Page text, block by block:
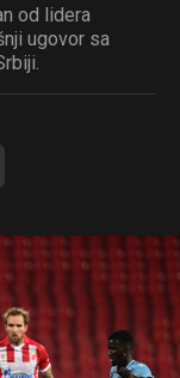
od lidera
ugovor sa